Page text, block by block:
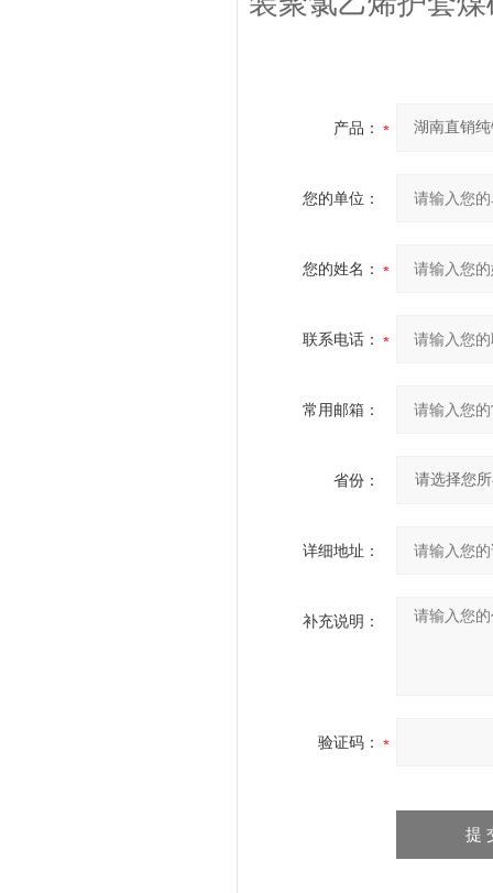
产品：
您的单位：
您的姓名：
联系电话：
常用邮箱：
省份：
详细地址：
补充说明：
验证码：